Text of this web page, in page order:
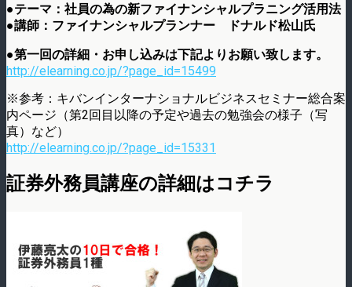
●テーマ：社員の為の新ファイナンシャルプラニング活用法
●講師：ファイナンシャルプランナー ドナルド松山氏
●第一回の詳細・お申し込みは下記よりお願い致します。
http://elearning.co.jp/?page_id=15499
※参考：キバンインターナショナルビジネスセミナー総合案
内ページ（第2回目以降の予定や過去の勉強会の様子（写
真）など）
http://elearning.co.jp/?page_id=15331
証券外務員講座の詳細はコチラ